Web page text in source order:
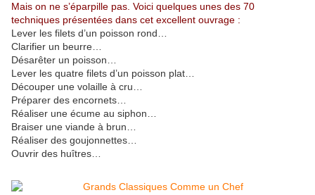
Mais on ne s’éparpille pas. Voici quelques unes des 70
techniques présentées dans cet excellent ouvrage :
Lever les filets d’un poisson rond…
Clarifier un beurre…
Désarêter un poisson…
Lever les quatre filets d’un poisson plat…
Découper une volaille à cru…
Préparer des encornets…
Réaliser une écume au siphon…
Braiser une viande à brun…
Réaliser des goujonnettes…
Ouvrir des huîtres…